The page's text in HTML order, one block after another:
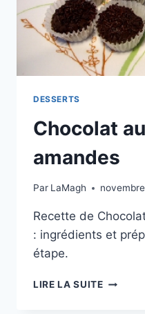
DESSERTS
Chocolat
amandes
Par LaMagh
Recette de
: ingrédients et
étape.
LIRE LA SUITE